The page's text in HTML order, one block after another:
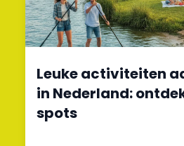
Leuke activiteiten
in Nederland:
spots